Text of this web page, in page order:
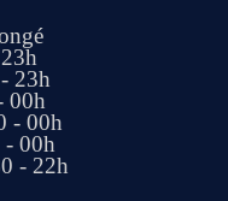
23h
00h
- 00h
- 00h
- 22h